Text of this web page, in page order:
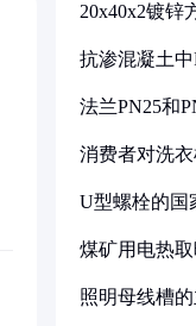
20x40x2镀锌
抗渗混凝土
法兰PN25和
消费者对洗
U型螺栓的国
煤矿用电热
照明母线槽